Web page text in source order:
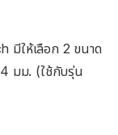
มีให้เลือก 2 ขนาด
มม. (ใช้กับรุ่น